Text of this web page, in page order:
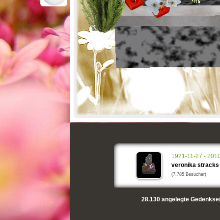
1921-11-27 -
veronika stracks
(7.785 Besucher)
28.130angelegte